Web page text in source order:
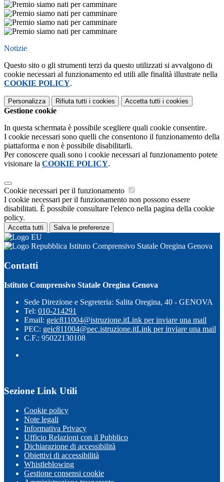
Notizie
Questo sito o gli strumenti terzi da questo utilizzati si avvalgono di
cookie necessari al funzionamento ed utili alle finalità illustrate nella
COOKIE POLICY.
Personalizza Rifiuta tutti i cookies Accetta tutti i cookies
Gestione cookie
In questa schermata è possibile scegliere quali cookie consentire.
I cookie necessari sono quelli che consentono il funzionamento della
piattaforma e non è possibile disabilitarli.
Per conoscere quali sono i cookie necessari al funzionamento potete
visionare la COOKIE POLICY.
Cookie necessari per il funzionamento
I cookie necessari per il funzionamento non possono essere
disabilitati. È possibile consultare l'elenco nella pagina della cookie
policy.
Accetta tutti Salva le preferenze
Istituto Comprensivo Statale Oregina Genova
Contatti
Istituto Comprensivo Statale Oregina Genova
Sede Direzione e Segreteria: Salita Oregina, 40 - GENOVA
Tel: 010-214291
Email: geic811004@istruzione.itLink per inviare una mail
PEC: geic811004@pec.istruzione.itLink per inviare una mail
C.F.: 95022130108
Sezione Link Utili
Cookie policy
Note legali
Informativa Privacy
Ufficio Relazioni con il Pubblico
Dichiarazione di accessibilità
Obiettivi di accessibilità
Whistleblowing
Gestione consensi cookie